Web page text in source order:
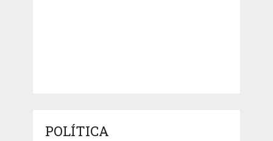
POLÍTICA